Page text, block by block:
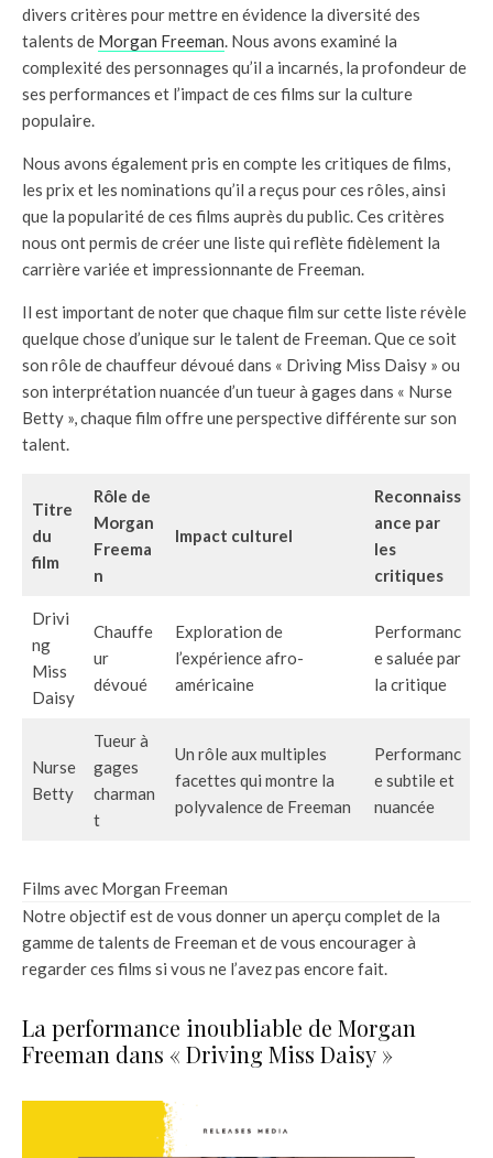
divers critères pour mettre en évidence la diversité des
talents de Morgan Freeman. Nous avons examiné la
complexité des personnages qu’il a incarnés, la profondeur de
ses performances et l’impact de ces films sur la culture
populaire.
Nous avons également pris en compte les critiques de films,
les prix et les nominations qu’il a reçus pour ces rôles, ainsi
que la popularité de ces films auprès du public. Ces critères
nous ont permis de créer une liste qui reflète fidèlement la
carrière variée et impressionnante de Freeman.
Il est important de noter que chaque film sur cette liste révèle
quelque chose d’unique sur le talent de Freeman. Que ce soit
son rôle de chauffeur dévoué dans « Driving Miss Daisy » ou
son interprétation nuancée d’un tueur à gages dans « Nurse
Betty », chaque film offre une perspective différente sur son
talent.
Titre
du
film
Rôle de
Morgan
Freema
n
Impact culturel
Reconnaiss
ance par
les
critiques
Drivi
ng
Miss
Daisy
Chauffe
ur
dévoué
Exploration de
l’expérience afro-
américaine
Performanc
e saluée par
la critique
Nurse
Betty
Tueur à
gages
charman
t
Un rôle aux multiples
facettes qui montre la
polyvalence de Freeman
Performanc
e subtile et
nuancée
Films avec Morgan Freeman
Notre objectif est de vous donner un aperçu complet de la
gamme de talents de Freeman et de vous encourager à
regarder ces films si vous ne l’avez pas encore fait.
La performance inoubliable de Morgan
Freeman dans « Driving Miss Daisy »